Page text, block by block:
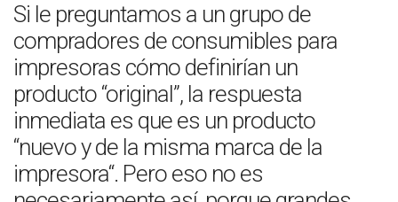
Si le preguntamos a un grupo de
compradores de consumibles para
impresoras cómo definirían un
producto “original”, la respuesta
inmediata es que es un producto
“nuevo y de la misma marca de la
impresora“. Pero eso no es